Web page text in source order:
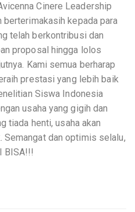
Cinere Leadership
kepada para
telah berkontribusi dan
proposal hingga lolos
Kami semua berharap
prestasi yang lebih baik
Siswa Indonesia
usaha yang gigih dan
tiada henti, usaha akan
Semangat dan optimis selalu,
BISA!!!